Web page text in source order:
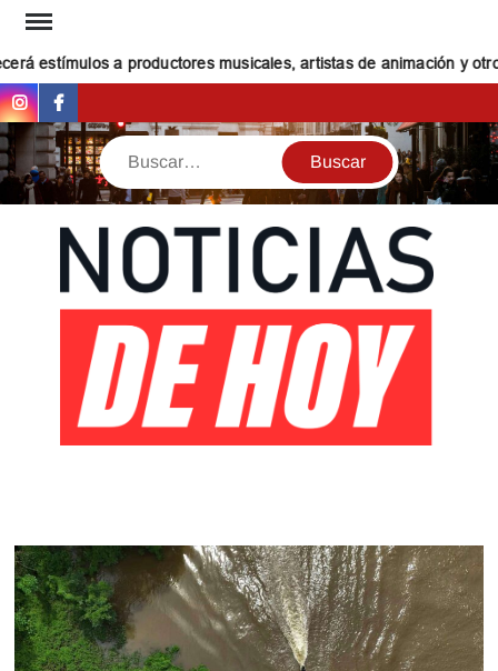
Saltar
contenido
estímulos a productores musicales, artistas de animación y
InstagramFacebook
Buscar